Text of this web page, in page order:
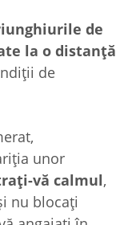
de
la o distanță
de
unor
vă calmul,
nu blocaţi